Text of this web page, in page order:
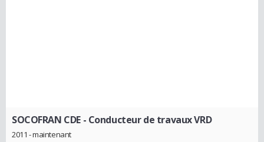
SOCOFRAN CDE- Conducteur de travaux VRD
2011 - maintenant